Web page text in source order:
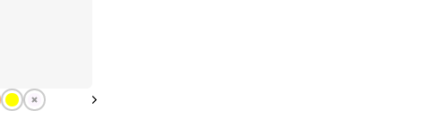
Pokaż następny